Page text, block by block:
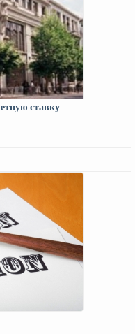
ставку